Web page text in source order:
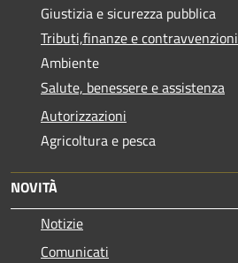
Giustizia e sicurezza pubblica
Tributi,finanze e contravvenzioni
Ambiente
Salute, benessere e assistenza
Autorizzazioni
Agricoltura e pesca
NOVITÀ
Notizie
Comunicati